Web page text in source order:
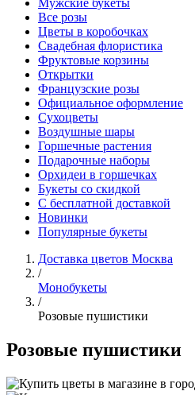
Мужские букеты
Все розы
Цветы в коробочках
Свадебная флористика
Фруктовые корзины
Открытки
Французские розы
Официальное оформление
Сухоцветы
Воздушные шары
Горшечные растения
Подарочные наборы
Орхидеи в горшечках
Букеты со скидкой
С бесплатной доставкой
Новинки
Популярные букеты
Доставка цветов Москва
/
Монобукеты
/
Розовые пушистики
Розовые пушистики